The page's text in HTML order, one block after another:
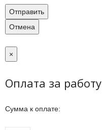
Отправить
Отмена
×
Оплата за работу
Сумма к оплате: